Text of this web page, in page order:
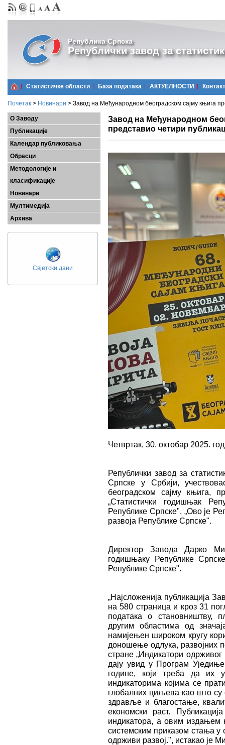
Република Српска
Републички завод за
Статистичке области Базa података АКТУЕЛНОСТИ Контакт
Почетак > Новинари > Завод на Међународном београдском сајму књига
О Заводу
Публикације
Календар публиковања
Обрасци
Методологије и
класификације
Новинари
Мултимедија
Архива
Свјетски дани
Завод на Међународном
представио четири
Четвртак, 30. октобар 2025.
Републички завод за
Српске у Србији,
београдском сајму књига,
„Статистички годишњак
Републике Српске", „Ово је
развоја Републике Српске".
Директор Завода Дарко
годишњаку Републике
Републике Српске".
„Најсложенија публикација
на 580 страница и кроз 31
података о становништву,
другим областима од
намијењен широком кругу
доношење одлука, развојних
стране „Индикатори
дају увид у Програм
године, који треба да их
индикаторима којима се
глобалних циљева као што су
здравље и благостање,
економски раст.
индикатора, а овим издањем
системским приказом стања у
одрживи развој.", истакао је